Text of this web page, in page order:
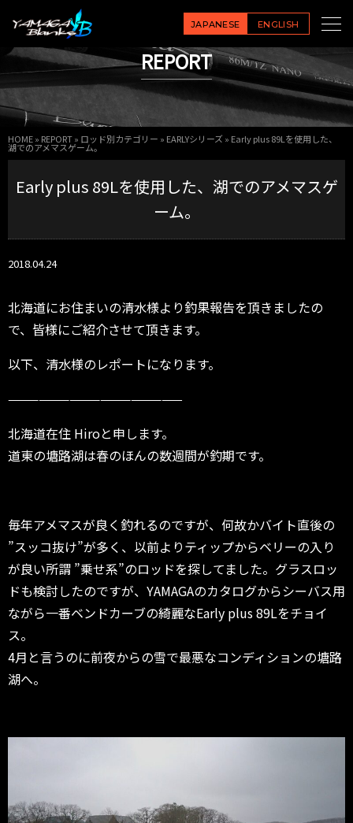
JAPANESE ENGLISH
REPORT
HOME» REPORT» ロッド別カテゴリー » EARLYシリーズ» Early plus 89Lを使用した、
湖でのアメマスゲーム。
Early plus 89Lを使用した、湖でのアメマスゲ
ーム。
2018.04.24
北海道にお住まいの清水様より釣果報告を頂きましたの
で、皆様にご紹介させて頂きます。
以下、清水様のレポートになります。
—————————————————
北海道在住 Hiroと申します。
道東の塘路湖は春のほんの数週間が釣期です。
毎年アメマスが良く釣れるのですが、何故かバイト直後の
”スッコ抜け”が多く、以前よりティップからベリーの入り
が良い所謂 ”乗せ系”のロッドを探してました。グラスロッ
ドも検討したのですが、YAMAGAのカタログからシーバス用
ながら一番ベンドカーブの綺麗なEarly plus 89Lをチョイ
ス。
4月と言うのに前夜からの雪で最悪なコンディションの塘路
湖へ。